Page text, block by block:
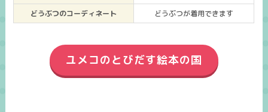
どうぶつのコーディネート
どうぶつが着用できます
ユメコのとびだす絵本の国